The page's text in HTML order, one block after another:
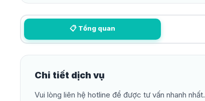
📋 Tổng quan
Chi tiết dịch vụ
Vui lòng liên hệ hotline để được tư vấn nhanh nhất.